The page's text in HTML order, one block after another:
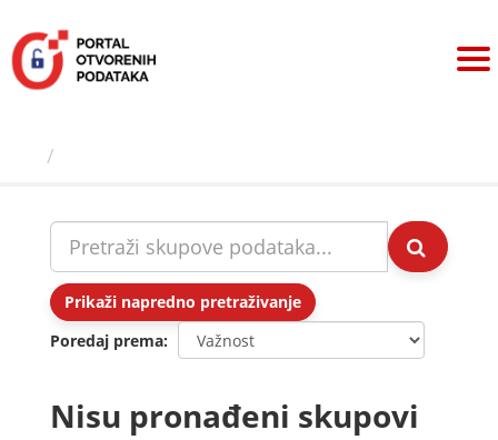
sadržaj
Prikaži napredno pretraživanje
Poredaj prema
Nisu pronađeni skupovi